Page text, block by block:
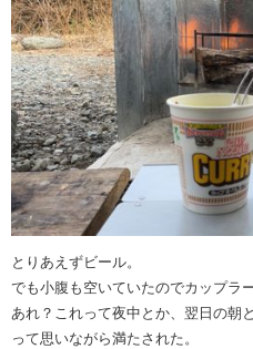
とりあえずビール。
でも小腹も空いていたのでカップラー
あれ？これって夜中とか、翌日の朝
って思いながら満たされた。